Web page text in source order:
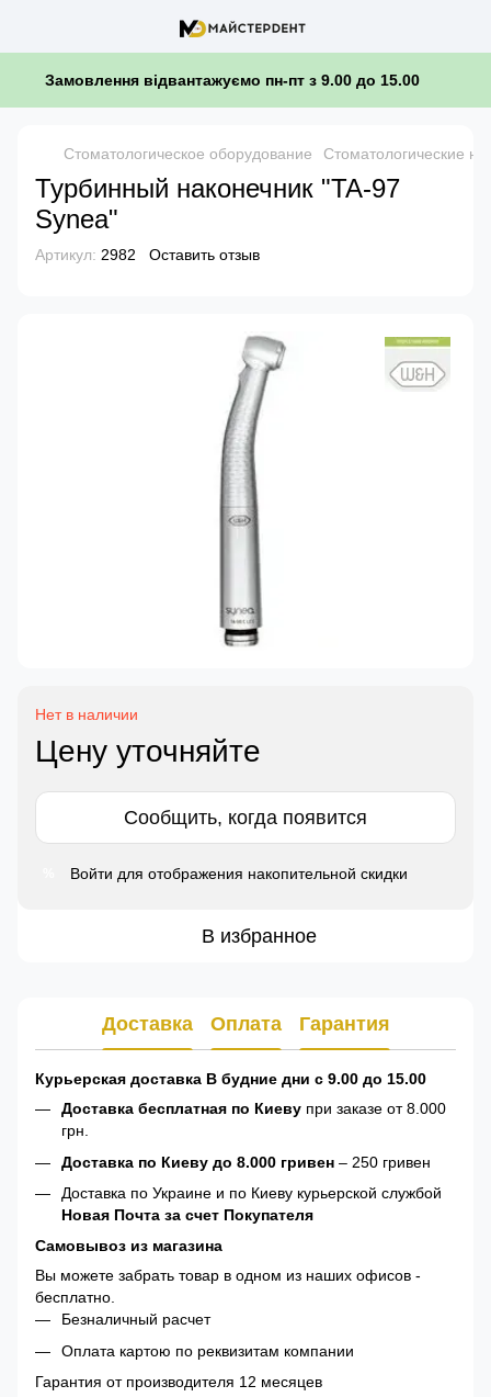
Замовлення відвантажуємо пн-пт з 9.00 до 15.00
Стоматологическое оборудование Стоматологические
Турбинный наконечник "TA-97
Synea"
Артикул: 2982 Оставить отзыв
Нет в наличии
Цену уточняйте
Сообщить, когда появится
Войти для отображения накопительной скидки
В избранное
Доставка Оплата Гарантия
Курьерская доставка В будние дни с 9.00 до 15.00
Доставка бесплатная по Киеву при заказе от 8.000
грн.
Доставка по Киеву до 8.000 гривен – 250 гривен
Доставка по Украине и по Киеву курьерской службой
Новая Почта за счет Покупателя
Самовывоз из магазина
Вы можете забрать товар в одном из наших офисов -
бесплатно.
Безналичный расчет
Оплата картою по реквизитам компании
Гарантия от производителя 12 месяцев